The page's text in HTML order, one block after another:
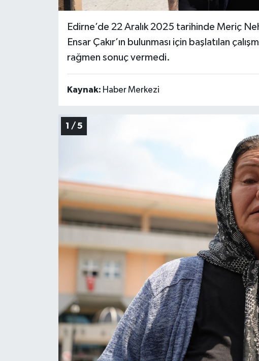
Edirne’de 22 Aralık 2025 tarihinde Meriç
Ensar Çakır’ın bulunması için başlatılan
rağmen sonuç vermedi.
Kaynak: Haber Merkezi
1 / 5